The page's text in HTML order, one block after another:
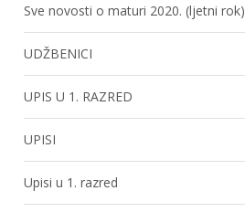
Sve novosti o maturi 2020. (ljetni rok)
UDŽBENICI
UPIS U 1. RAZRED
UPISI
Upisi u 1. razred